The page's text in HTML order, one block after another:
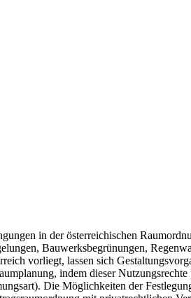
in der österreichischen
Bauwerksbegrünungen,
vorliegt, lassen sich
indem dieser
Die Möglichkeiten der